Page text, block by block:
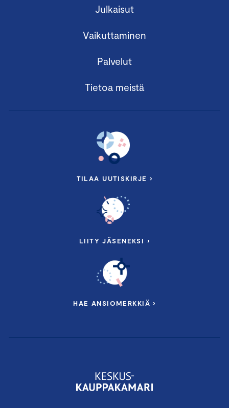
Julkaisut
Vaikuttaminen
Palvelut
Tietoa meistä
TILAA UUTISKIRJE ›
LIITY JÄSENEKSI ›
HAE ANSIOMERKKIÄ ›